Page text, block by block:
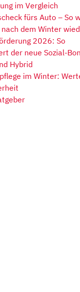
im Vergleich
fürs Auto – So
nach dem Winter
2026: So
der neue Sozial-
Hybrid
im Winter: